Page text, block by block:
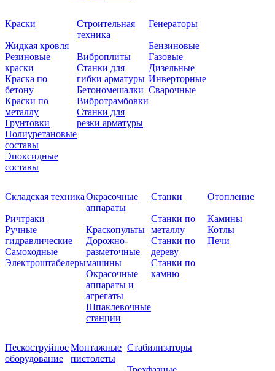
Краски
Жидкая кровля
Резиновые
краски
Краска по
бетону
Краски по
металлу
Грунтовки
Полиуретановые
составы
Эпоксидные
составы
Строительная
техника
Виброплиты
Станки для
гибки арматуры
Бетономешалки
Вибротрамбовки
Станки для
резки арматуры
Генераторы
Бензиновые
Газовые
Дизельные
Инверторные
Сварочные
Складская техника
Ричтраки
Ручные
гидравлические
Самоходные
Электроштабелеры
Окрасочные
аппараты
Краскопульты
Дорожно-
разметочные
машины
Окрасочные
аппараты и
агрегаты
Шпаклевочные
станции
Станки
Станки по
металлу
Станки по
дереву
Станки по
камню
Отопление
Камины
Котлы
Печи
Пескоструйное
оборудование
Монтажные
пистолеты
Стабилизаторы